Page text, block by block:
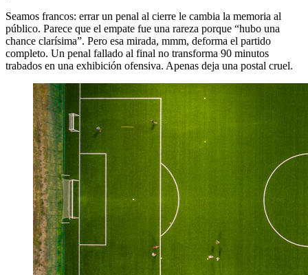
Seamos francos: errar un penal al cierre le cambia la memoria al
público. Parece que el empate fue una rareza porque “hubo una
chance clarísima”. Pero esa mirada, mmm, deforma el partido
completo. Un penal fallado al final no transforma 90 minutos
trabados en una exhibición ofensiva. Apenas deja una postal cruel.